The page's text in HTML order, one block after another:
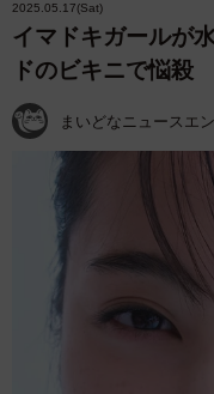
2025.05.17(Sat)
イマドキガールが
ドのビキニで悩
まいどなニュースエ